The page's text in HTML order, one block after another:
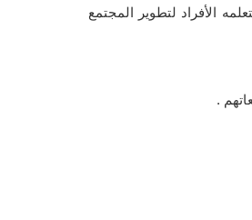
الأفراد لتطوير المجتمع
.